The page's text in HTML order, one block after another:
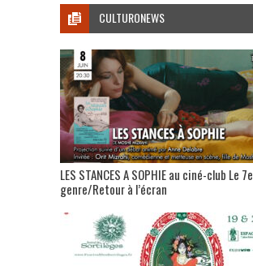
CULTURONEWS
LES STANCES A SOPHIE au ciné-club Le 7e
genre/Retour à l’écran